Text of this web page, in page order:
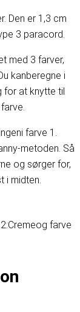
Den er 1,3 cm
3 paracord.
med 3 farver,
kanberegne i
for at knytte til
i farve 1.
metoden. Så
og sørger for,
i midten.
Cremeog farve